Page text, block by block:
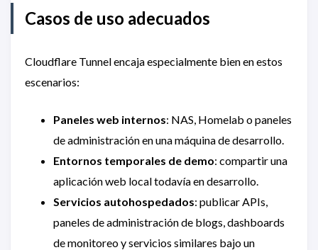
Casos de uso adecuados
Cloudflare Tunnel encaja especialmente bien en estos
escenarios:
Paneles web internos: NAS, Homelab o paneles
de administración en una máquina de desarrollo.
Entornos temporales de demo: compartir una
aplicación web local todavía en desarrollo.
Servicios autohospedados: publicar APIs,
paneles de administración de blogs, dashboards
de monitoreo y servicios similares bajo un